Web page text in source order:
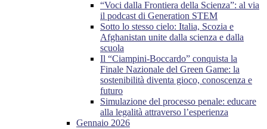
“Voci dalla Frontiera della Scienza”: al via
il podcast di Generation STEM
Sotto lo stesso cielo: Italia, Scozia e
Afghanistan unite dalla scienza e dalla
scuola
Il “Ciampini-Boccardo” conquista la
Finale Nazionale del Green Game: la
sostenibilità diventa gioco, conoscenza e
futuro
Simulazione del processo penale: educare
alla legalità attraverso l’esperienza
Gennaio 2026